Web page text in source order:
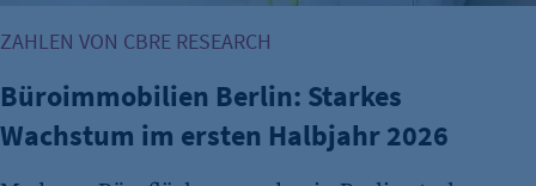
ZAHLEN VON CBRE RESEARCH
Büroimmobilien Berlin: Starkes
Wachstum im ersten Halbjahr 2026